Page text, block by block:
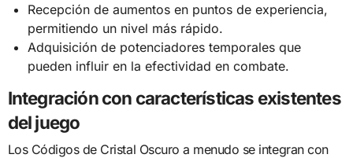
Recepción de aumentos en puntos de experiencia,
permitiendo un nivel más rápido.
Adquisición de potenciadores temporales que
pueden influir en la efectividad en combate.
Integración con características existentes
del juego
Los Códigos de Cristal Oscuro a menudo se integran con